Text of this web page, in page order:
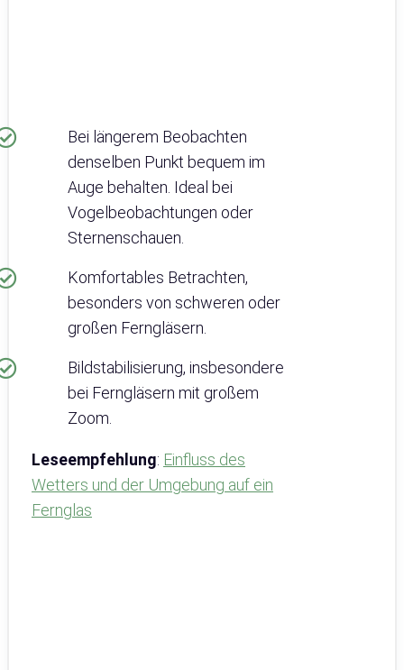
Bei längerem Beobachten
denselben Punkt bequem im
Auge behalten. Ideal bei
Vogelbeobachtungen oder
Sternenschauen.
Komfortables Betrachten,
besonders von schweren oder
großen Ferngläsern.
Bildstabilisierung, insbesondere
bei Ferngläsern mit großem
Zoom.
Leseempfehlung: Einfluss des
Wetters und der Umgebung auf ein
Fernglas